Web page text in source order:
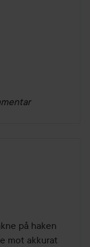
på haken
mot akkurat